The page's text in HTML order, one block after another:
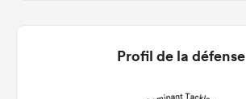
22m Conversion
Profil de la défense